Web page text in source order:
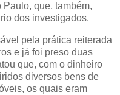
Paulo, que, também,
dos investigados.
pela prática reiterada
e já foi preso duas
que, com o dinheiro
diversos bens de
os quais eram